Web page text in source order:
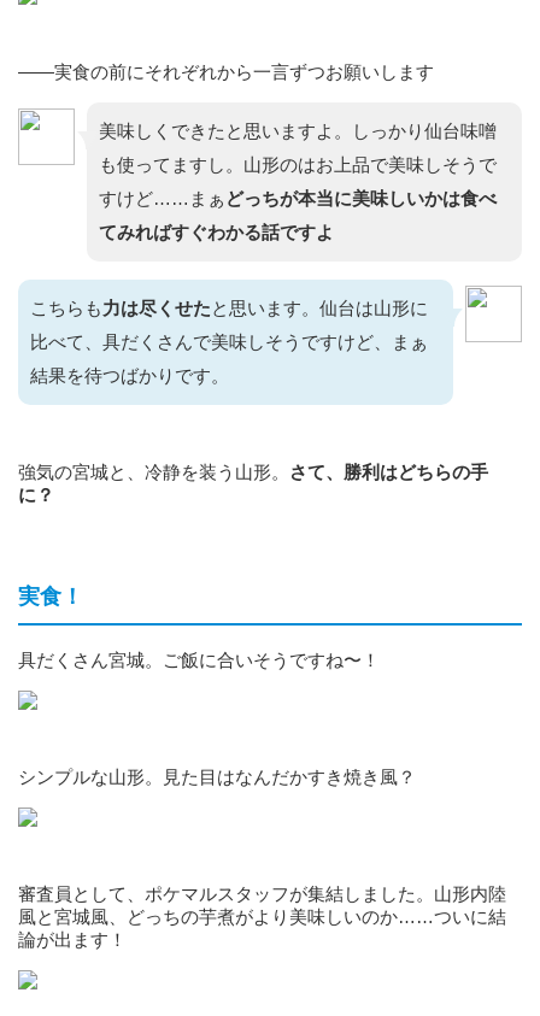
——実食の前にそれぞれから一言ずつお願いします
美味しくできたと思いますよ。しっかり仙台味噌
も使ってますし。山形のはお上品で美味しそうで
すけど……まぁ どっちが本当に美味しいかは食べ
てみればすぐわかる話ですよ
こちらも力は尽くせたと思います。仙台は山形に
比べて、具だくさんで美味しそうですけど、まぁ
結果を待つばかりです。
強気の宮城と、冷静を装う山形。
さて、勝利はどちらの手
に？
実食！
具だくさん宮城。ご飯に合いそうですね〜！
シンプルな山形。見た目はなんだかすき焼き風？
審査員として、ポケマルスタッフが集結しました。山形内陸
風と宮城風、どっちの芋煮がより美味しいのか……ついに結
論が出ます！